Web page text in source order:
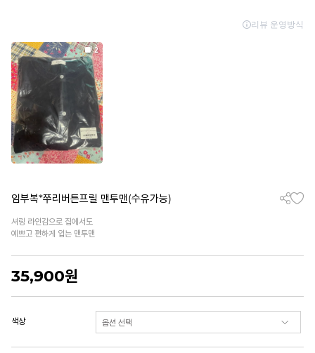
임부복*쭈리버튼프릴 맨투맨(수유가능)
셔링 라인감으로 집에서도
예쁘고 편하게 입는 맨투맨
35,900원
색상